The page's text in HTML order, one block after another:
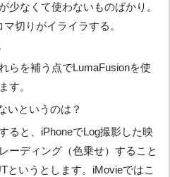
少なくて使わないものばかり。
マ切りがイライラする。
らを補う点でLumaFusionを使
す。
いというのは？
ると、iPhoneでLog撮影した映
ーディング（色乗せ）すること
というとします。iMovieではこ